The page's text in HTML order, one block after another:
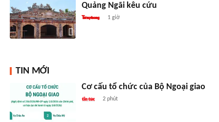
Quảng Ngãi kêu cứu
1 giờ
TIN MỚI
Cơ cấu tổ chức của Bộ Ngoại giao
2 phút